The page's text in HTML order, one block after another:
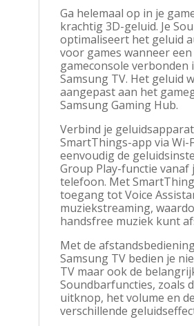
Ga helemaal op in je
krachtig 3D-geluid. Je
optimaliseert het geluid
voor games wanneer een
gameconsole verbonden
Samsung TV. Het geluid
aangepast aan het
Samsung Gaming Hub.
Verbind je
SmartThings-app via Wi-
eenvoudig de
Group Play-functie vanaf
telefoon. Met
toegang tot Voice
muziekstreaming,
handsfree muziek kunt
Met de
Samsung TV bedien je
TV maar ook de
Soundbarfuncties, zoals
uitknop, het volume en de
verschillende